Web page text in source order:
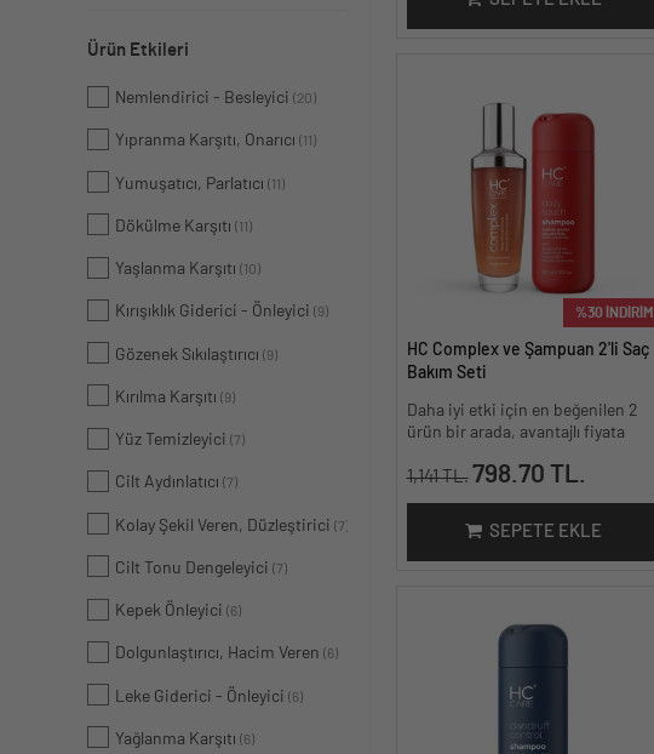
Ürün Etkileri
Nemlendirici - Besleyici (20)
Yıpranma Karşıtı, Onarıcı (11)
Yumuşatıcı, Parlatıcı (11)
Dökülme Karşıtı (11)
Yaşlanma Karşıtı (10)
Kırışıklık Giderici - Önleyici (9)
Gözenek Sıkılaştırıcı (9)
Kırılma Karşıtı (9)
Yüz Temizleyici (7)
Cilt Aydınlatıcı (7)
Kolay Şekil Veren, Düzleştirici (7)
Cilt Tonu Dengeleyici (7)
Kepek Önleyici (6)
Dolgunlaştırıcı, Hacim Veren (6)
Leke Giderici - Önleyici (6)
Yağlanma Karşıtı (6)
%30 İNDİRİM
HC Complex ve Şampuan 2'li Saç
Bakım Seti
Daha iyi etki için en beğenilen 2
ürün bir arada, avantajlı fiyata
1,141 TL. 798.70 TL.
SEPETE EKLE